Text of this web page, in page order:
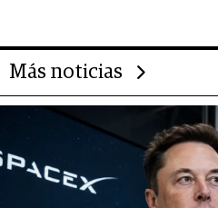
Más noticias